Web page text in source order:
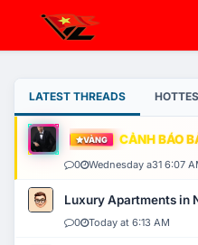
LATEST THREADS
VÀNG CẢNH BÁO
0 Wednesday a31 6:07
Luxury Apartments in
0 Today at 6:13 AM